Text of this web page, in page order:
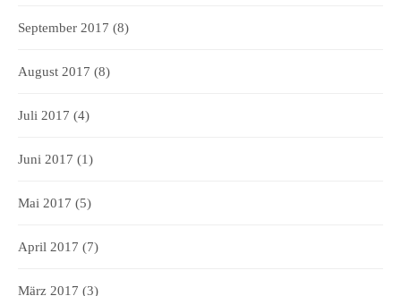
September 2017 (8)
August 2017 (8)
Juli 2017 (4)
Juni 2017 (1)
Mai 2017 (5)
April 2017 (7)
März 2017 (3)